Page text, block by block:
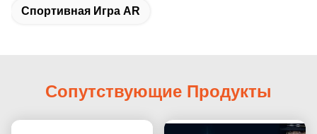
Спортивная Игра AR
Сопутствующие Продукты